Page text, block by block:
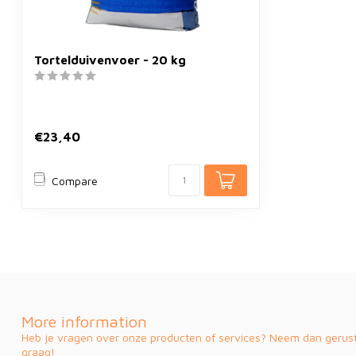
Tortelduivenvoer - 20 kg
€23,40
Compare
More information
Heb je vragen over onze producten of services? Neem dan
graag!